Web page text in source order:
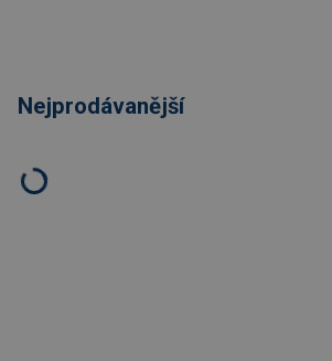
Nejprodávanější